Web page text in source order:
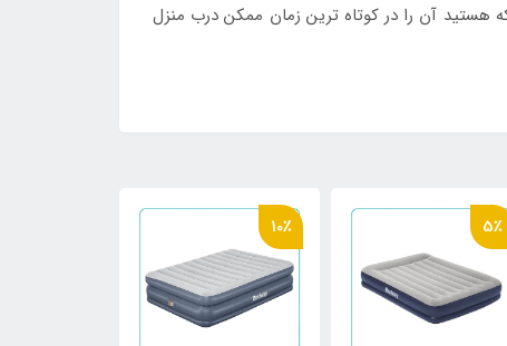
هستید آن را در کوتاه ترین زمان ممکن درب منزل
5٪ 10٪